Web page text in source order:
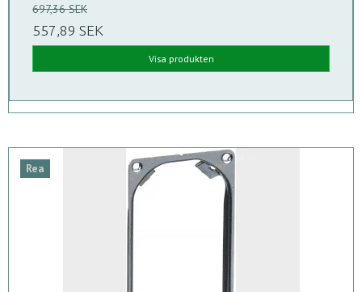
697,36 SEK
557,89 SEK
Visa produkten
Rea